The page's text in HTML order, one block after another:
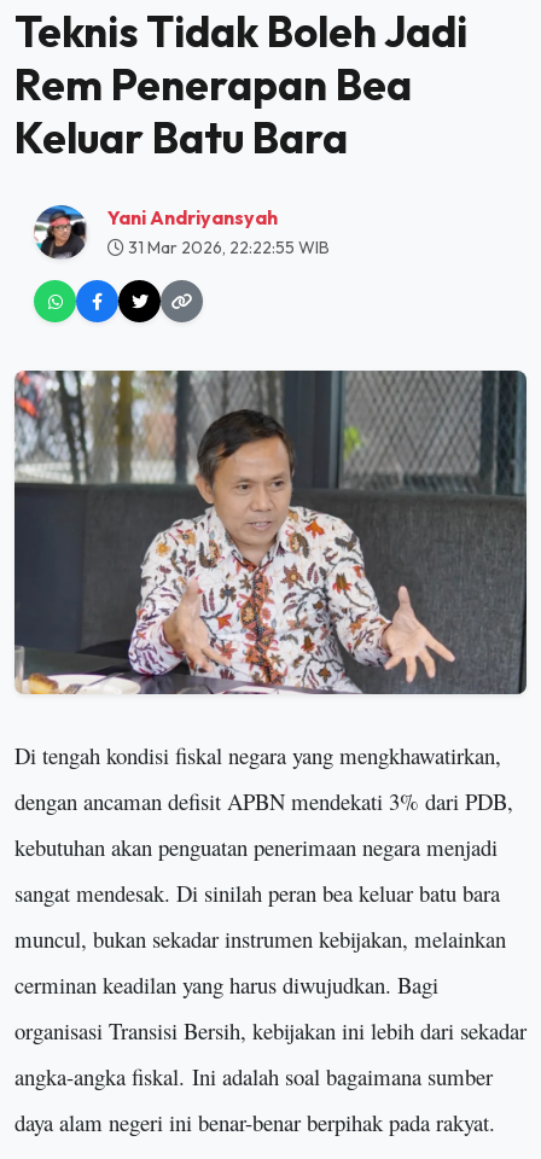
Teknis Tidak Boleh Jadi
Rem Penerapan Bea
Keluar Batu Bara
Yani Andriyansyah
31 Mar 2026, 22:22:55 WIB
Di tengah kondisi fiskal negara yang mengkhawatirkan,
dengan ancaman defisit APBN mendekati 3% dari PDB,
kebutuhan akan penguatan penerimaan negara menjadi
sangat mendesak. Di sinilah peran bea keluar batu bara
muncul, bukan sekadar instrumen kebijakan, melainkan
cerminan keadilan yang harus diwujudkan. Bagi
organisasi Transisi Bersih, kebijakan ini lebih dari sekadar
angka-angka fiskal. Ini adalah soal bagaimana sumber
daya alam negeri ini benar-benar berpihak pada rakyat.